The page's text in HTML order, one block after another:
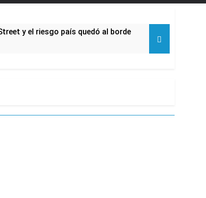
y el riesgo país quedó al borde
bajas de la semana
hubo detenidos y